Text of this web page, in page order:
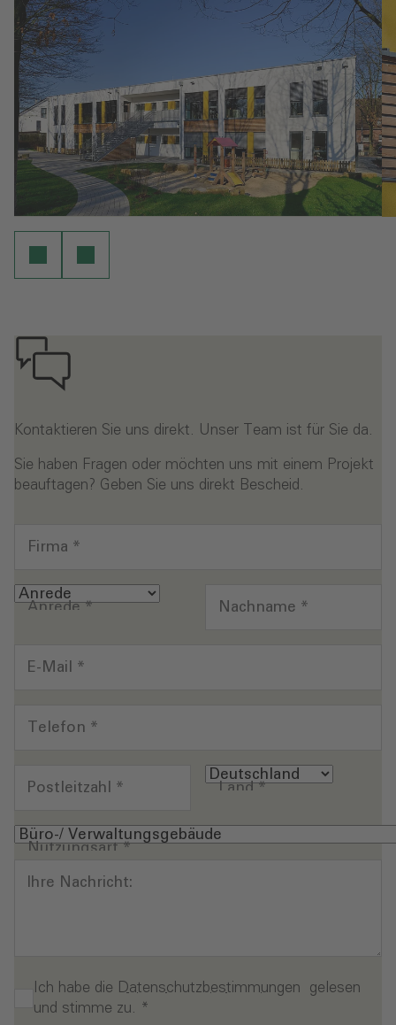
Kontaktieren Sie uns direkt. Unser Team ist für Sie da.
Sie haben Fragen oder möchten uns mit einem Projekt
beauftagen? Geben Sie uns direkt Bescheid.
Firma *
Anrede* Nachname *
E-Mail *
Telefon *
Postleitzahl * Land*
Nutzungsart*
Ihre Nachricht:
Ich habe die Datenschutzbestimmungen gelesen
und stimme zu. *